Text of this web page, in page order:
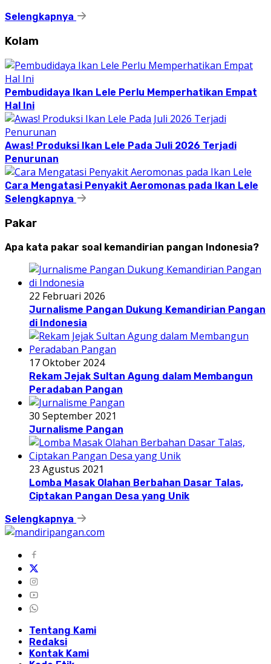
Selengkapnya
Kolam
Pembudidaya Ikan Lele Perlu Memperhatikan Empat
Hal Ini
Awas! Produksi Ikan Lele Pada Juli 2026 Terjadi
Penurunan
Cara Mengatasi Penyakit Aeromonas pada Ikan Lele
Selengkapnya
Pakar
Apa kata pakar soal kemandirian pangan Indonesia?
22 Februari 2026
Jurnalisme Pangan Dukung Kemandirian Pangan
di Indonesia
17 Oktober 2024
Rekam Jejak Sultan Agung dalam Membangun
Peradaban Pangan
30 September 2021
Jurnalisme Pangan
23 Agustus 2021
Lomba Masak Olahan Berbahan Dasar Talas,
Ciptakan Pangan Desa yang Unik
Selengkapnya
Tentang Kami
Redaksi
Kontak Kami